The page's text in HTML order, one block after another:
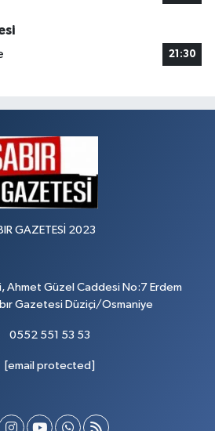
21:30
GAZETESİ 2023
Ahmet Güzel Caddesi No:7 Erdem
Gazetesi Düziçi/Osmaniye
0552 551 53 53
[email protected]